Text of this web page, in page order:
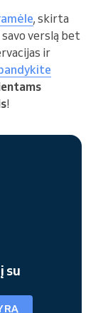
, skirta
verslą bet
ir
!
su